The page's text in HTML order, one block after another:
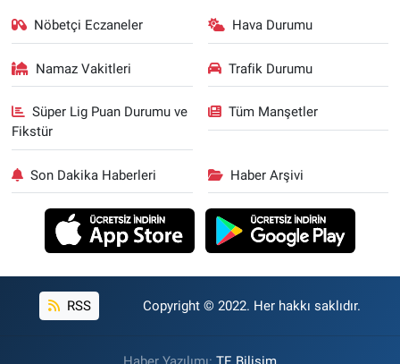
Nöbetçi Eczaneler Hava Durumu
Namaz Vakitleri Trafik Durumu
Süper Lig Puan Durumu ve
Fikstür
Tüm Manşetler
Son Dakika Haberleri Haber Arşivi
RSS Copyright © 2022. Her hakkı saklıdır.